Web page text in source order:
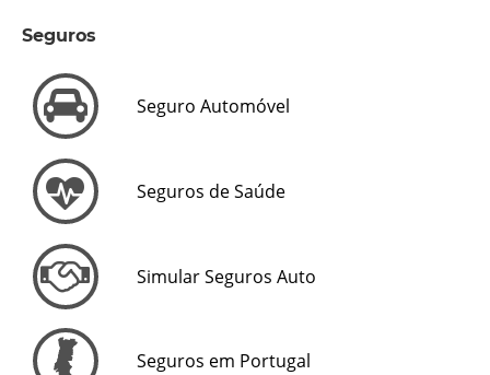
Seguros
Seguro Automóvel
Seguros de Saúde
Simular Seguros Auto
Seguros em Portugal